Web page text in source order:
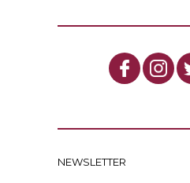
NEWSLETTER